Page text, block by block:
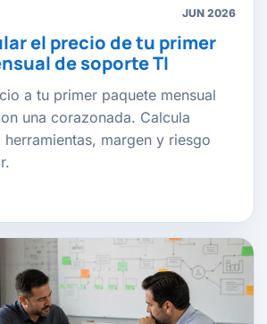
JUN 2026
el precio de tu primer
de soporte TI
a tu primer paquete mensual
una corazonada. Calcula
margen y riesgo